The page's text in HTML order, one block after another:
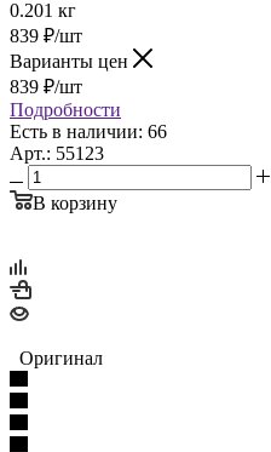
0.201 кг
839 ₽/шт
Варианты цен
839 ₽/шт
Подробности
Есть в наличии: 66
Арт.: 55123
В корзину
Оригинал